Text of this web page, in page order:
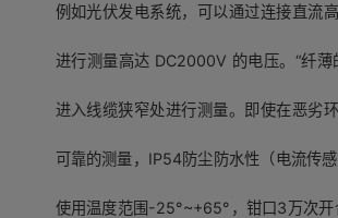
例如光伏发电系统，可以通过连接直流
进行测量高达 DC2000V 的电压。“纤薄
进入线缆狭窄处进行测量。即使在恶劣
可靠的测量，IP54防尘防水性（电流传感
使用温度范围-25°~+65°，钳口3万次开